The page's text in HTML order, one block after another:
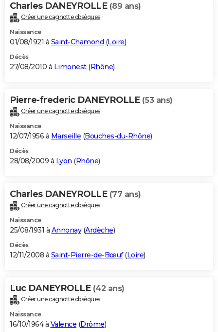
Charles DANEYROLLE (89 ans)
Créer une cagnotte obsèques
Naissance
01/08/1921 à Saint-Chamond (Loire)
Décès
27/08/2010 à Limonest(Rhône)
Pierre-frederic DANEYROLLE (53 ans)
Créer une cagnotte obsèques
Naissance
12/07/1956 à Marseille (Bouches-du-Rhône)
Décès
28/08/2009 à Lyon (Rhône)
Charles DANEYROLLE (77 ans)
Créer une cagnotte obsèques
Naissance
25/08/1931 à Annonay(Ardèche)
Décès
12/11/2008 à Saint-Pierre-de-Bœuf(Loire)
Luc DANEYROLLE (42 ans)
Créer une cagnotte obsèques
Naissance
16/10/1964 à Valence (Drôme)